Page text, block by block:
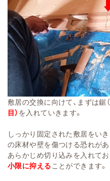
敷居の交換に向けて、まずは鋸
目） を入れていきます。
しっかり固定された敷居をい
の床材や壁を傷つける恐れがあ
あらかじめ切り込みを入れてお
小限に抑えることができます。